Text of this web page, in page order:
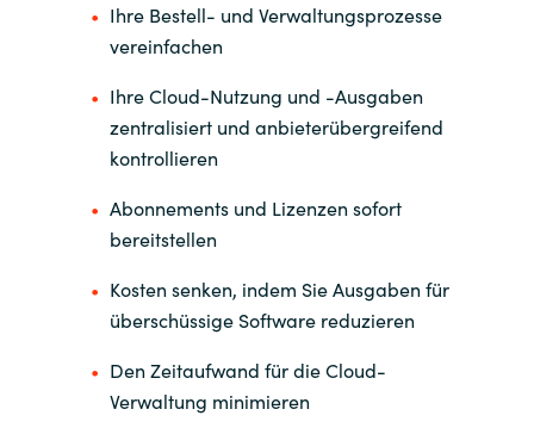
Philippines
Poland
Qatar
Romania
Slovenia
Ihre Bestell- und Verwaltungsprozesse
vereinfachen
Ihre Cloud-Nutzung und -Ausgaben
zentralisiert und anbieterübergreifend
kontrollieren
Abonnements und Lizenzen sofort
bereitstellen
Kosten senken, indem Sie Ausgaben für
überschüssige Software reduzieren
Den Zeitaufwand für die Cloud-
Verwaltung minimieren